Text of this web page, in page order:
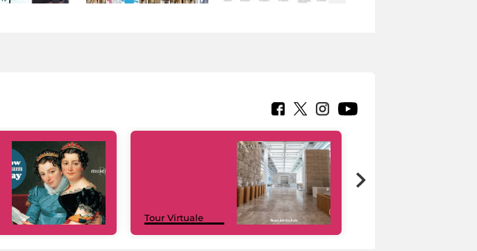
Tour Virtuale